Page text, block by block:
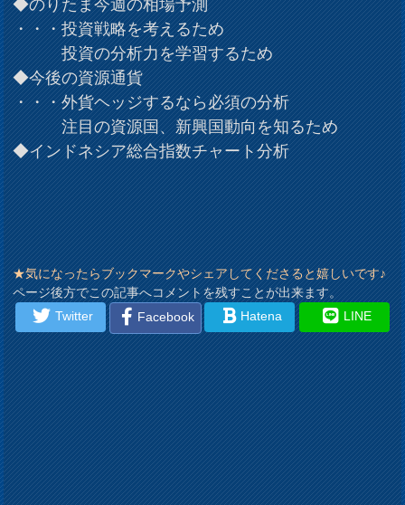
◆のりたま今週の相場予測
・・・投資戦略を考えるため
投資の分析力を学習するため
◆今後の資源通貨
・・・外貨ヘッジするなら必須の分析
注目の資源国、新興国動向を知るため
◆インドネシア総合指数チャート分析
★気になったらブックマークやシェアしてくださると嬉しいです♪
ページ後方でこの記事へコメントを残すことが出来ます。
Twitter
Facebook Hatena LINE